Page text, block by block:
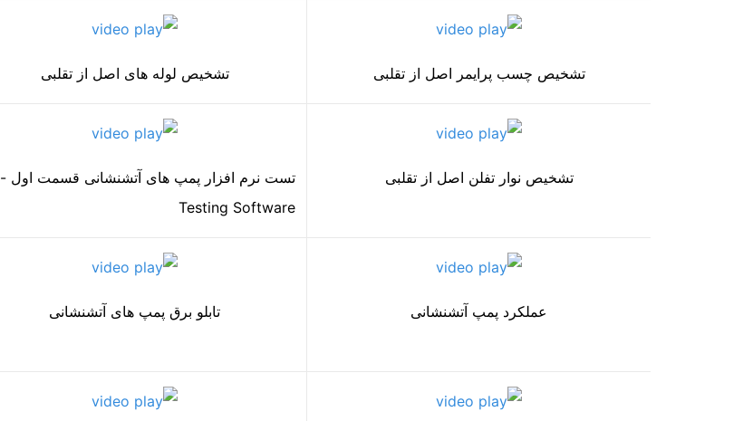
تشخیص چسب پرایمر اصل از تقلبی تشخیص لوله های اصل از تقلبی
تشخیص نوار تفلن اصل از تقلبی
تست نرم افزار پمپ های آتشنشانی قسمت اول -
Testing Software
عملکرد پمپ آتشنشانی تابلو برق پمپ های آتشنشانی